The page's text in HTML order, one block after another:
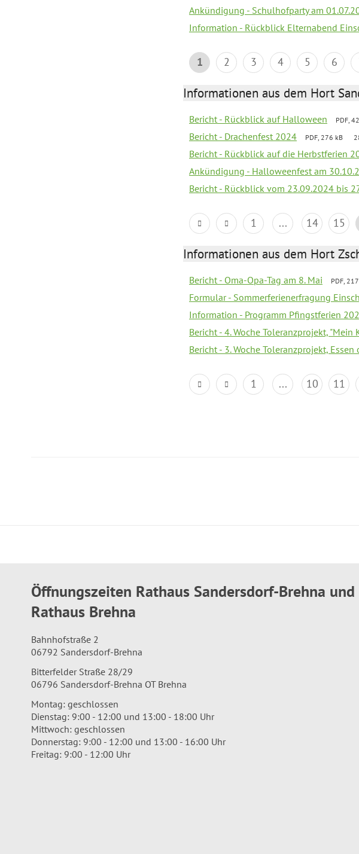
Ankündigung - Schulhofparty am
Information - Rückblick Elternabend
1 2 3 4 5 6
Informationen aus dem Hort
Bericht - Rückblick auf Halloween PDF,
Bericht - Drachenfest 2024 PDF, 276 kB
Bericht - Rückblick auf die Herbstferien
Ankündigung - Halloweenfest am
Bericht - Rückblick vom 23.09.2024 bis
1 ... 14 15
Informationen aus dem Hort
Bericht - Oma-Opa-Tag am 8. Mai PDF,
Formular - Sommerferienerfragung
Information - Programm Pfingstferien
Bericht - 4. Woche Toleranzprojekt, "Mein
Bericht - 3. Woche Toleranzprojekt, Essen
1 ... 10 11
Öffnungszeiten Rathaus Sandersdorf-Brehna und
Rathaus Brehna
Bahnhofstraße 2
06792 Sandersdorf-Brehna
Bitterfelder Straße 28/29
06796 Sandersdorf-Brehna OT Brehna
Montag: geschlossen
Dienstag: 9:00 - 12:00 und 13:00 - 18:00 Uhr
Mittwoch: geschlossen
Donnerstag: 9:00 - 12:00 und 13:00 - 16:00 Uhr
Freitag: 9:00 - 12:00 Uhr